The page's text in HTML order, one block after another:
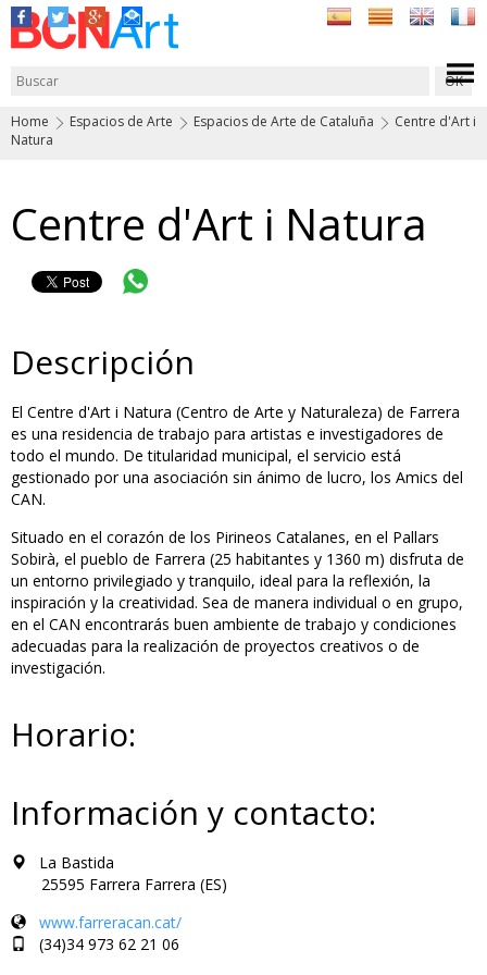
Home Espacios de Arte Espacios de Arte de Cataluña
Centre d'Art i
Natura
Centre d'Art i Natura
Descripción
El Centre d'Art i Natura (Centro de Arte y Naturaleza) de Farrera
es una residencia de trabajo para artistas e investigadores de
todo el mundo. De titularidad municipal, el servicio está
gestionado por una asociación sin ánimo de lucro, los Amics del
CAN.
Situado en el corazón de los Pirineos Catalanes, en el Pallars
Sobirà, el pueblo de Farrera (25 habitantes y 1360 m) disfruta de
un entorno privilegiado y tranquilo, ideal para la reflexión, la
inspiración y la creatividad. Sea de manera individual o en grupo,
en el CAN encontrarás buen ambiente de trabajo y condiciones
adecuadas para la realización de proyectos creativos o de
investigación.
Horario:
Información y contacto:
La Bastida
25595 Farrera Farrera (ES)
www.farreracan.cat/
(34)34 973 62 21 06